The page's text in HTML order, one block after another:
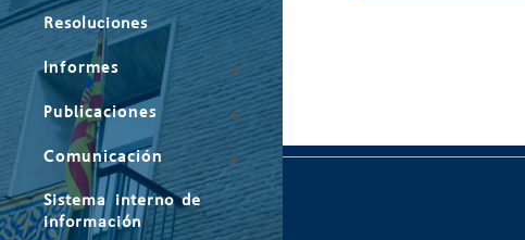
Resoluciones
Informes
Publicaciones
Comunicación
Sistema interno de
información